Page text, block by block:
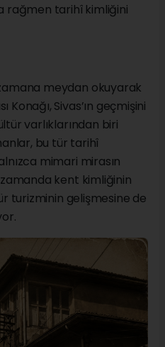
rağmen tarihî kimliğini
meydan okuyarak
Sivas’ın geçmişini
varlıklarından biri
bu tür tarihî
mimari mirasın
zamanda kent kimliğinin
turizminin gelişmesine de